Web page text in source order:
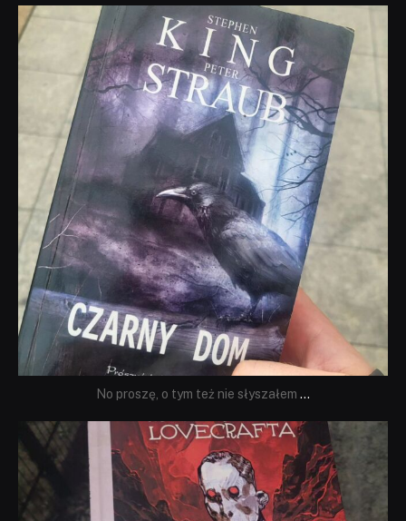
dobryhorror
Wrz 23
No proszę, o tym też nie słyszałem ...
dobryhorror
Wrz 19